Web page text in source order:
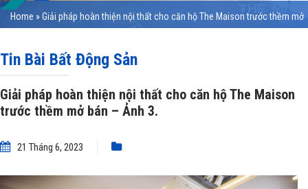
Home »Giải pháp hoàn thiện nội thất cho căn hộ The Maison trước thềm mở
Tin Bài Bất Động Sản
Giải pháp hoàn thiện nội thất cho căn hộ The Maison
trước thềm mở bán – Ảnh 3.
21 Tháng 6, 2023